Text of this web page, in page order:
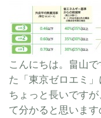
こんにちは。畠山
た「東京ゼロエミ」
ちょっと長いです
て分かると思います